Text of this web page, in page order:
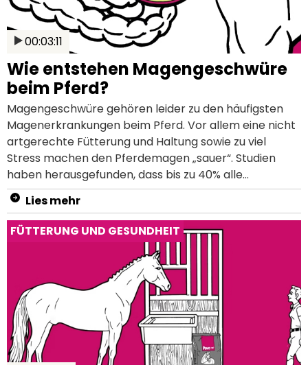
00:03:11
Wie entstehen Magengeschwüre
beim Pferd?
Magengeschwüre gehören leider zu den häufigsten
Magenerkrankungen beim Pferd. Vor allem eine nicht
artgerechte Fütterung und Haltung sowie zu viel
Stress machen den Pferdemagen „sauer“. Studien
haben herausgefunden, dass bis zu 40% alle
Freizeitpferde, bis zu 50% aller Fohlen, bis zu 60% aller
Turnierpferde und sogar bis zu 90% aller Rennpferde
unter Magengeschwüren leiden.
Lies mehr
FÜTTERUNG UND GESUNDHEIT